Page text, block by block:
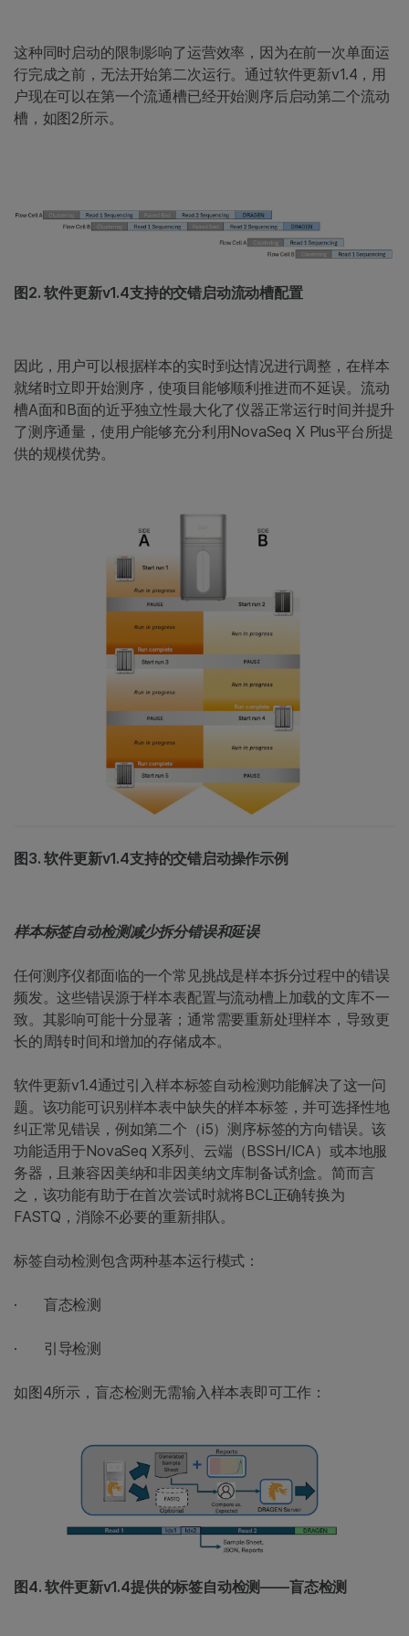
这种同时启动的限制影响了运营效率，因为在前一次单面运
行完成之前，无法开始第二次运行。通过软件更新v1.4，用
户现在可以在第一个流通槽已经开始测序后启动第二个流动
槽，如图2所示。
图2. 软件更新v1.4支持的交错启动流动槽配置
因此，用户可以根据样本的实时到达情况进行调整，在样本
就绪时立即开始测序，使项目能够顺利推进而不延误。流动
槽A面和B面的近乎独立性最大化了仪器正常运行时间并提升
了测序通量，使用户能够充分利用NovaSeq X Plus平台所提
供的规模优势。
图3. 软件更新v1.4支持的交错启动操作示例
样本标签自动检测减少拆分错误和延误
任何测序仪都面临的一个常见挑战是样本拆分过程中的错误
频发。这些错误源于样本表配置与流动槽上加载的文库不一
致。其影响可能十分显著；通常需要重新处理样本，导致更
长的周转时间和增加的存储成本。
软件更新v1.4通过引入样本标签自动检测功能解决了这一问
题。该功能可识别样本表中缺失的样本标签，并可选择性地
纠正常见错误，例如第二个（i5）测序标签的方向错误。该
功能适用于NovaSeq X系列、云端（BSSH/ICA）或本地服
务器，且兼容因美纳和非因美纳文库制备试剂盒。简而言
之，该功能有助于在首次尝试时就将BCL正确转换为
FASTQ，消除不必要的重新排队。
标签自动检测包含两种基本运行模式：
· 盲态检测
· 引导检测
如图4所示，盲态检测无需输入样本表即可工作：
图4. 软件更新v1.4提供的标签自动检测——盲态检测